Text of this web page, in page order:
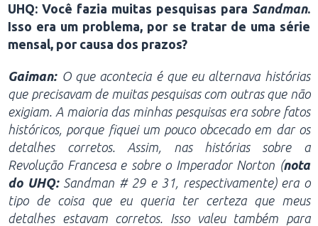
UHQ: Você fazia muitas pesquisas para Sandman.
Isso era um problema, por se tratar de uma série
mensal, por causa dos prazos?
Gaiman:O que acontecia é que eu alternava histórias
que precisavam de muitas pesquisas com outras que não
exigiam. A maioria das minhas pesquisas era sobre fatos
históricos, porque fiquei um pouco obcecado em dar os
detalhes corretos. Assim, nas histórias sobre a
Revolução Francesa e sobre o Imperador Norton (nota
do UHQ:Sandman # 29 e 31, respectivamente) era o
tipo de coisa que eu queria ter certeza que meus
detalhes estavam corretos. Isso valeu também para